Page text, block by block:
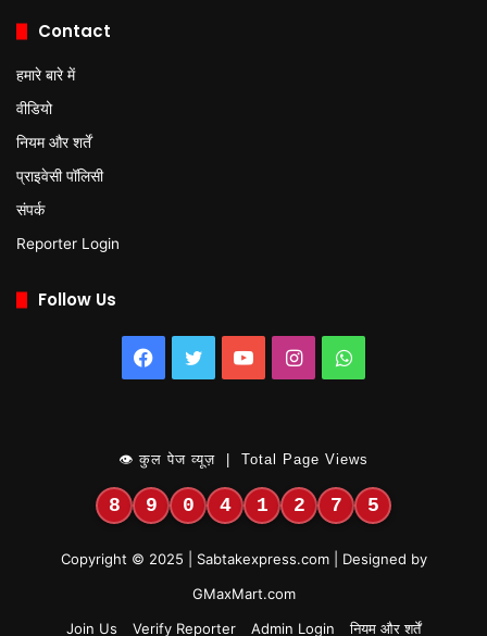
Contact
हमारे बारे में
वीडियो
नियम और शर्तें
प्राइवेसी पॉलिसी
संपर्क
Reporter Login
Follow Us
Facebook
TwitterYouTubeInstagramWhatsApp
👁 कुल पेज व्यूज़ | Total Page Views
8 9 0 4 1 2 7 5
Copyright © 2025 | Sabtakexpress.com | Designed by
GMaxMart.com
Join Us
Verify Reporter Admin Login नियम और शर्तें